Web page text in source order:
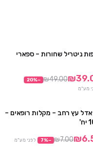
ניטריל שחורות – ספארי
₪49.00
−
20%
מע"מ
עץ רחב – מקלות רופאים –
₪7.00
−
7% לפני מע"מ